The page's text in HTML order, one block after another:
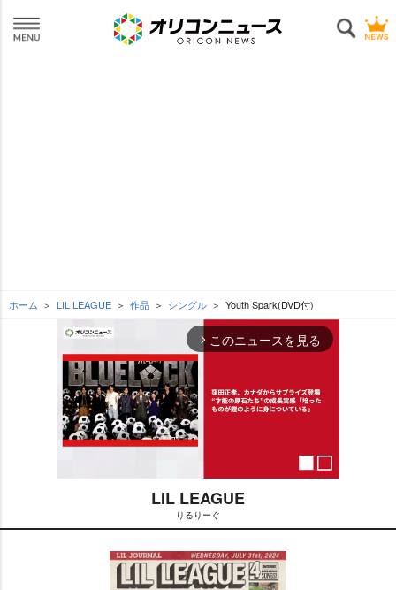
ホーム LIL LEAGUE 作品 シングル Youth Spark(DVD付)
arrow_forward_ios このニュースを見る
M
t
e
LIL LEAGUE
りるりーぐ